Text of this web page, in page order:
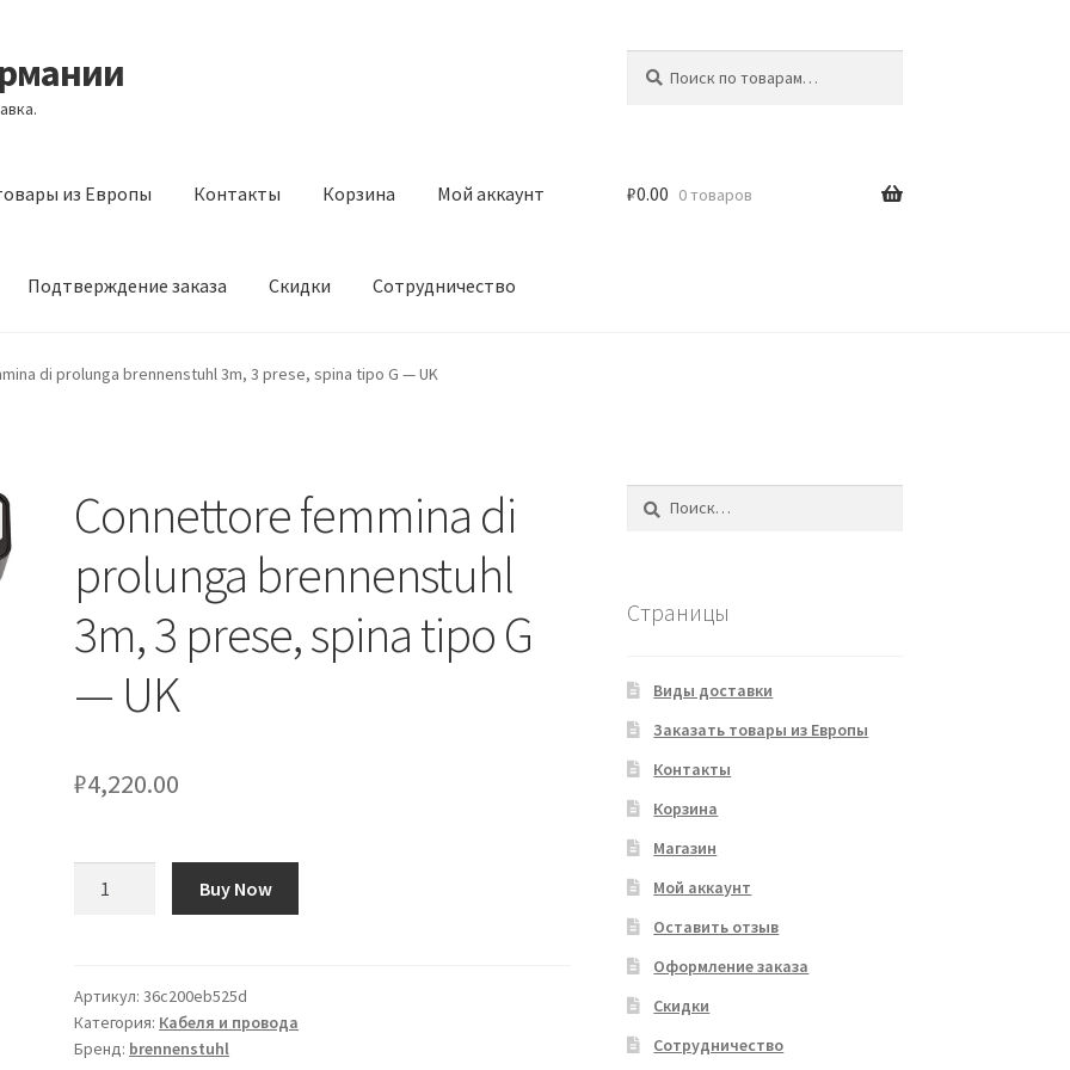
из Европы Контакты Корзина Мой аккаунт
Подтверждение заказа Скидки Сотрудничество
Контакты Корзина Мой аккаунт Оставить отзыв
₽0.00 0 товаров
di prolunga brennenstuhl 3m, 3 prese, spina tipo G — UK
Connettore femmina di
prolunga brennenstuhl
3m, 3 prese, spina tipo G
— UK
₽4,220.00
di
prolunga
brennenstuhl
Buy Now
Артикул:36c200eb525d
Категория: Кабеля и провода
Бренд: brennenstuhl
Страницы
Виды доставки
Заказать товары из Европы
Контакты
Корзина
Магазин
Мой аккаунт
Оставить отзыв
Оформление заказа
Скидки
Сотрудничество